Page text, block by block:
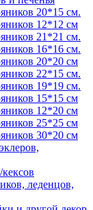
20*15 см.
12*12 см
21*21 см.
16*16 см.
20*20 см
22*15 см.
19*19 см.
15*15 см
12*20 см
25*25 см
30*20 см
леденцов,